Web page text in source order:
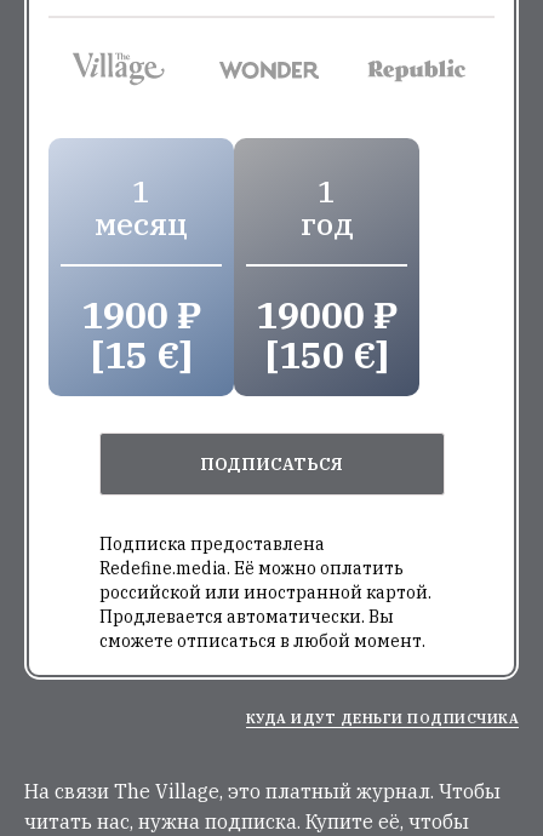
1
месяц
1900 ₽
[15 €]
1
год
19000 ₽
[150 €]
ПОДПИСАТЬСЯ
Подписка предоставлена
Redefine.media. Её можно оплатить
российской или иностранной картой.
Продлевается автоматически. Вы
сможете отписаться в любой момент.
КУДА ИДУТ ДЕНЬГИ ПОДПИСЧИКА
На связи The Village, это платный журнал. Чтобы
читать нас, нужна подписка. Купите её, чтобы